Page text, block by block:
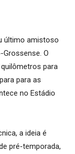
último amistoso
O
para
para as
no Estádio
a ideia é
pré-temporada,